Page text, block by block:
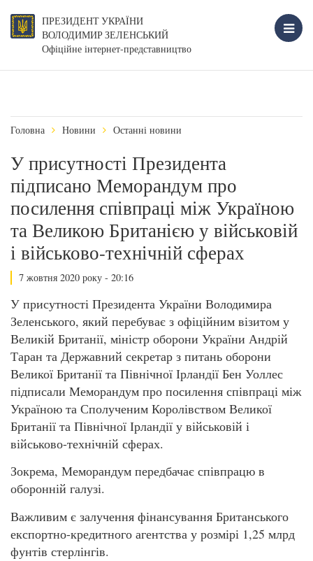
ПРЕЗИДЕНТ УКРАЇНИ
ВОЛОДИМИР ЗЕЛЕНСЬКИЙ
Офіційне інтернет-представництво
Головна Новини Останні новини
У присутності Президента
підписано Меморандум про
посилення співпраці між Україною
та Великою Британією у військовій
і військово-технічній сферах
7 жовтня 2020 року - 20:16
У присутності Президента України Володимира
Зеленського, який перебуває з офіційним візитом у
Великій Британії, міністр оборони України Андрій
Таран та Державний секретар з питань оборони
Великої Британії та Північної Ірландії Бен Уоллес
підписали Меморандум про посилення співпраці між
Україною та Сполученим Королівством Великої
Британії та Північної Ірландії у військовій і
військово-технічній сферах.
Зокрема, Меморандум передбачає співпрацю в
оборонній галузі.
Важливим є залучення фінансування Британського
експортно-кредитного агентства у розмірі 1,25 млрд
фунтів стерлінгів.